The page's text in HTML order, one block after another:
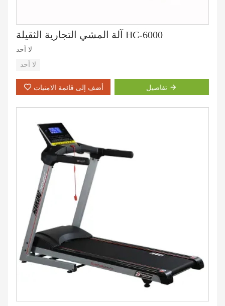
آلة المشي التجارية الثقيلة HC-6000
لا أحد
لا أحد
أضف إلى قائمة الامنيات تفاصيل